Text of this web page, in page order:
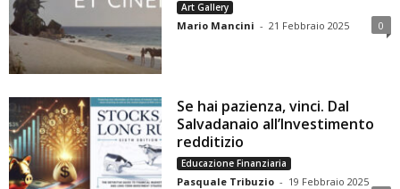
Art Gallery
Mario Mancini - 21 Febbraio 2025 0
Se hai pazienza, vinci. Dal
Salvadanaio all’Investimento
redditizio
Educazione Finanziaria
Pasquale Tribuzio - 19 Febbraio 2025